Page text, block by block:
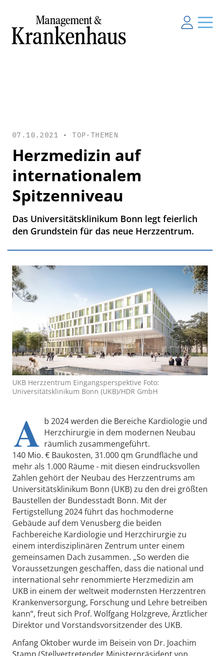
07.10.2021 •TOP-THEMEN
Herzmedizin auf
internationalem
Spitzenniveau
Das Universitätsklinikum Bonn legt feierlich
den Grundstein für das neue Herzzentrum.
UKB Herzzentrum Eingangsperspektive Foto:
Universitätsklinikum Bonn (UKB)/HDR GmbH
A b 2024 werden die Bereiche Kardiologie und
Herzchirurgie in dem modernen Neubau
räumlich zusammengeführt.
140 Mio. € Baukosten, 31.000 qm Grundfläche und
mehr als 1.000 Räume - mit diesen eindrucksvollen
Zahlen gehört der Neubau des Herzzentrums am
Universitätsklinikum Bonn (UKB) zu den drei größten
Baustellen der Bundesstadt Bonn. Mit der
Fertigstellung 2024 führt das hochmoderne
Gebäude auf dem Venusberg die beiden
Fachbereiche Kardiologie und Herzchirurgie zu
einem interdisziplinären Zentrum unter einem
gemeinsamen Dach zusammen. „So werden die
Voraussetzungen geschaffen, dass die national und
international sehr renommierte Herzmedizin am
UKB in einem der weltweit modernsten Herzzentren
Krankenversorgung, Forschung und Lehre betreiben
kann“, freut sich Prof. Wolfgang Holzgreve, Ärztlicher
Direktor und Vorstandsvorsitzender des UKB.
Anfang Oktober wurde im Beisein von Dr. Joachim